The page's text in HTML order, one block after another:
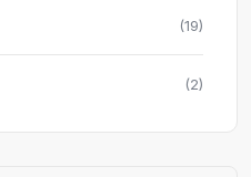
(19)
(2)